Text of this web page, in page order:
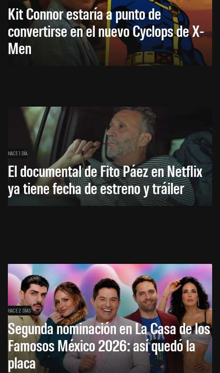
Kit Connor estaría a punto de
convertirse en el nuevo Cyclops de X-
Men
HACE 1 DÍA
El documental de Fito Páez en Netflix
ya tiene fecha de estreno y tráiler
HACE 2 DÍAS
Segunda nominación en La Casa de los
Famosos México 2026: así quedó la
placa